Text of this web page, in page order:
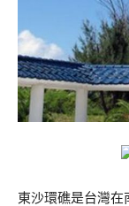
東沙環礁是台灣在